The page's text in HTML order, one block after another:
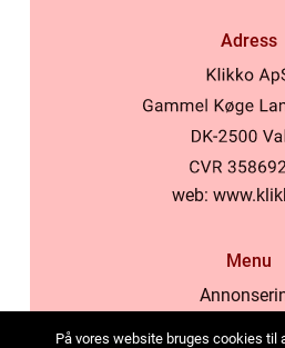
Adress
web:
Menu
På vores website bruges cookies til